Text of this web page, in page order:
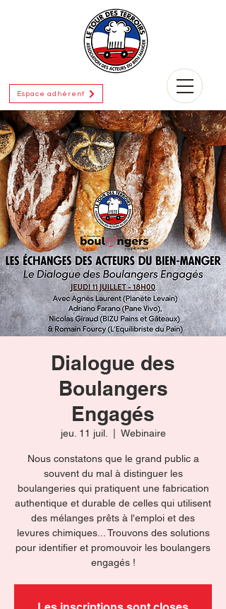
Espace adhérent
Dialogue des
Boulangers
Engagés
jeu. 11 juil. Webinaire
Nous constatons que le grand public a
souvent du mal à distinguer les
boulangeries qui pratiquent une fabrication
authentique et durable de celles qui utilisent
des mélanges prêts à l'emploi et des
levures chimiques... Trouvons des solutions
pour identifier et promouvoir les boulangers
engagés !